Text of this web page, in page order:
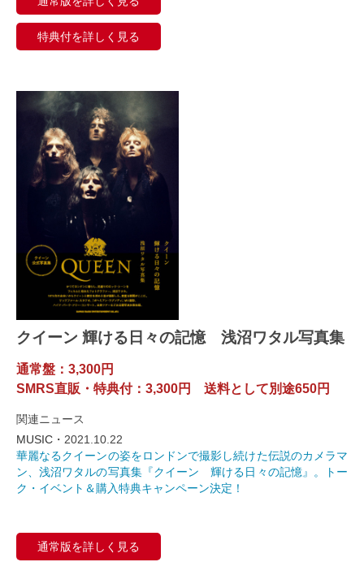
特典付を詳しく見る
クイーン 輝ける日々の記憶 浅沼ワタル写真集
通常盤：3,300円
SMRS直販・特典付：3,300円 送料として別途650円
関連ニュース
MUSIC・ 2021.10.22
華麗なるクイーンの姿をロンドンで撮影し続けた伝説のカメラマ
ン、浅沼ワタルの写真集『クイーン 輝ける日々の記憶』。トー
ク・イベント＆購入特典キャンペーン決定！
通常版を詳しく見る